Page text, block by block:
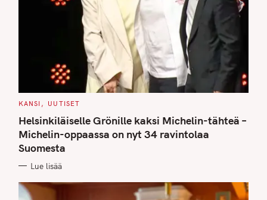
C
T
E
G
O
R
I
S
KANSI UUTISET
Helsinkiläiselle Grönille kaksi Michelin-tähteä –
Michelin-oppaassa on nyt 34 ravintolaa
Suomesta
Lue lisää